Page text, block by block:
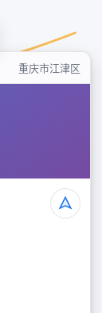
重庆市江津区